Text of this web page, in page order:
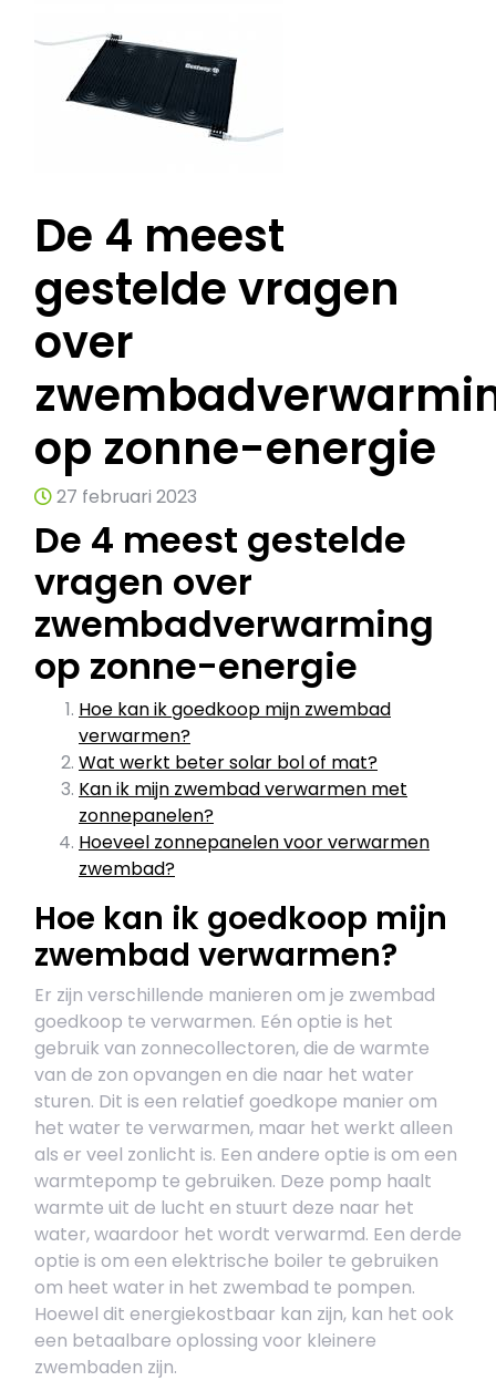
De 4 meest
gestelde vragen
over
op zonne-energie
27 februari 2023
De 4 meest gestelde
vragen over
zwembadverwarming
op zonne-energie
Hoe kan ik goedkoop mijn zwembad
verwarmen?
Wat werkt beter solar bol of mat?
Kan ik mijn zwembad verwarmen met
zonnepanelen?
Hoeveel zonnepanelen voor verwarmen
zwembad?
Hoe kan ik goedkoop mijn
zwembad verwarmen?
Er zijn verschillende manieren om je zwembad
goedkoop te verwarmen. Eén optie is het
gebruik van zonnecollectoren, die de warmte
van de zon opvangen en die naar het water
sturen. Dit is een relatief goedkope manier om
het water te verwarmen, maar het werkt alleen
als er veel zonlicht is. Een andere optie is om een
warmtepomp te gebruiken. Deze pomp haalt
warmte uit de lucht en stuurt deze naar het
water, waardoor het wordt verwarmd. Een derde
optie is om een elektrische boiler te gebruiken
om heet water in het zwembad te pompen.
Hoewel dit energiekostbaar kan zijn, kan het ook
een betaalbare oplossing voor kleinere
zwembaden zijn.